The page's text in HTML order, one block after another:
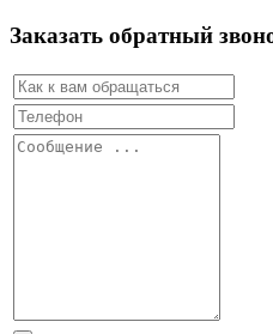
Заказать обратный